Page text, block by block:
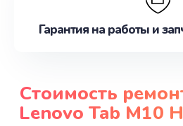
Гарантия на работы и
Стоимость
Lenovo Tab M10